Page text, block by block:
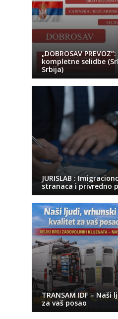
„DOBROSAV
kompletne selidbe
Srbija)
JURISLAB :
stranaca i privredno
TRANSAM IDF –
za vaš posao